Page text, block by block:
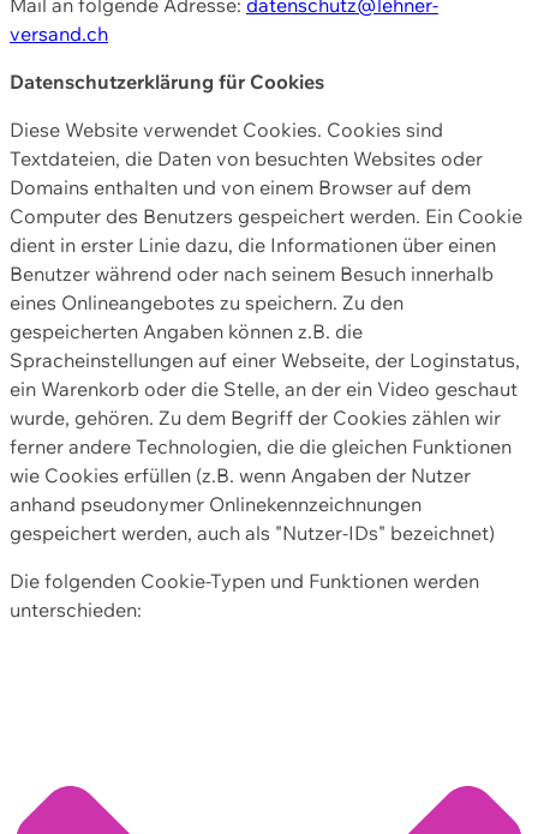
versand.ch
Datenschutzerklärung für Cookies
Diese Website verwendet Cookies. Cookies sind
Textdateien, die Daten von besuchten Websites oder
Domains enthalten und von einem Browser auf dem
Computer des Benutzers gespeichert werden. Ein Cookie
dient in erster Linie dazu, die Informationen über einen
Benutzer während oder nach seinem Besuch innerhalb
eines Onlineangebotes zu speichern. Zu den
gespeicherten Angaben können z.B. die
Spracheinstellungen auf einer Webseite, der Loginstatus,
ein Warenkorb oder die Stelle, an der ein Video geschaut
wurde, gehören. Zu dem Begriff der Cookies zählen wir
ferner andere Technologien, die die gleichen Funktionen
wie Cookies erfüllen (z.B. wenn Angaben der Nutzer
anhand pseudonymer Onlinekennzeichnungen
gespeichert werden, auch als "Nutzer-IDs" bezeichnet)
Die folgenden Cookie-Typen und Funktionen werden
unterschieden: